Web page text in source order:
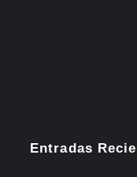
Entradas